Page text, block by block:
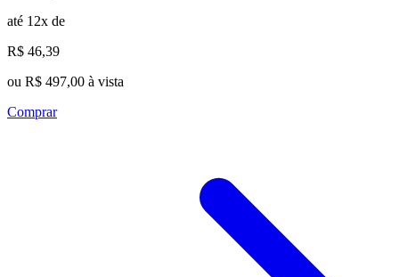
até 12x de
R$ 46,39
ou R$ 497,00 à vista
Comprar